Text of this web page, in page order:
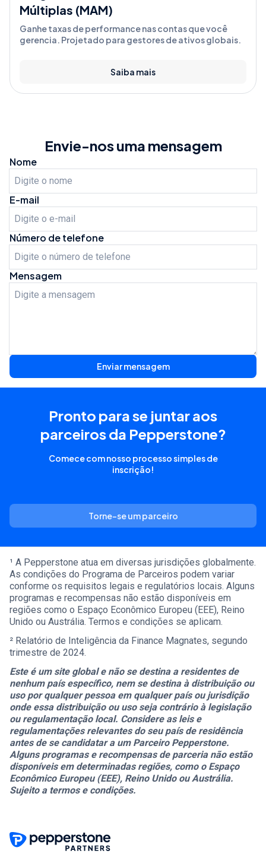
Múltiplas (MAM)
Ganhe taxas de performance nas contas que você
gerencia. Projetado para gestores de ativos globais.
Saiba mais
Envie-nos uma mensagem
Nome
E-mail
Número de telefone
Mensagem
Enviar mensagem
Pronto para se juntar aos
parceiros da Pepperstone?
Comece com nosso processo simples de
inscrição!
Torne-se um parceiro
¹ A Pepperstone atua em diversas jurisdições globalmente.
As condições do Programa de Parceiros podem variar
conforme os requisitos legais e regulatórios locais. Alguns
programas e recompensas não estão disponíveis em
regiões como o Espaço Econômico Europeu (EEE), Reino
Unido ou Austrália. Termos e condições se aplicam.
² Relatório de Inteligência da Finance Magnates, segundo
trimestre de 2024.
Este é um site global e não se destina a residentes de
nenhum país específico, nem se destina à distribuição ou
uso por qualquer pessoa em qualquer país ou jurisdição
onde essa distribuição ou uso seja contrário à legislação
ou regulamentação local. Considere as leis e
regulamentações relevantes do seu país de residência
antes de se candidatar a um Parceiro Pepperstone.
Alguns programas e recompensas de parceria não estão
disponíveis em determinadas regiões, como o Espaço
Econômico Europeu (EEE), Reino Unido ou Austrália.
Sujeito a termos e condições.